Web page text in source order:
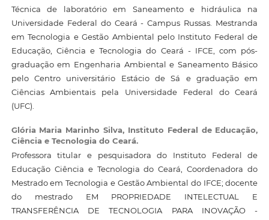
Técnica de laboratório em Saneamento e hidráulica na
Universidade Federal do Ceará - Campus Russas. Mestranda
em Tecnologia e Gestão Ambiental pelo Instituto Federal de
Educação, Ciência e Tecnologia do Ceará - IFCE, com pós-
graduação em Engenharia Ambiental e Saneamento Básico
pelo Centro universitário Estácio de Sá e graduação em
Ciências Ambientais pela Universidade Federal do Ceará
(UFC).
Glória Maria Marinho Silva, Instituto Federal de Educação,
Ciência e Tecnologia do Ceará.
Professora titular e pesquisadora do Instituto Federal de
Educação Ciência e Tecnologia do Ceará, Coordenadora do
Mestrado em Tecnologia e Gestão Ambiental do IFCE; docente
do mestrado EM PROPRIEDADE INTELECTUAL E
TRANSFERÊNCIA DE TECNOLOGIA PARA INOVAÇÃO -